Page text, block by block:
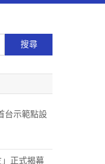
台示範點設
正式揭幕